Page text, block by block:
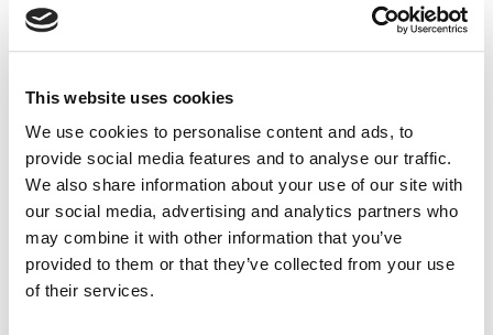
This website uses cookies
We use cookies to personalise content and ads, to
provide social media features and to analyse our traffic.
We also share information about your use of our site with
our social media, advertising and analytics partners who
may combine it with other information that you’ve
provided to them or that they’ve collected from your use
of their services.
lat. Że nie wspomną o potencjalnie możliwych
rozmiarach takiego samolotu i sile nośnej.